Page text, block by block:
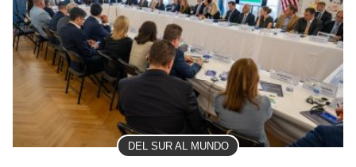
DEL SUR AL MUNDO